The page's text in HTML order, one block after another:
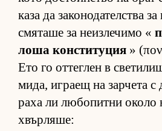
каза да за­ко­но­да­тел­с­тва
смя­таше за не­из­ле­чимо «
лоша кон­с­ти­ту­ция »
Ето го от­тег­лен в
ми­да, иг­раещ на зар­чета
раха ли лю­бо­питни около
хвър­ля­ше: